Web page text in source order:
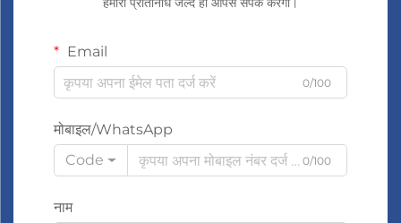
Email
0/100
मोबाइल/WhatsApp
Code
0/100
नाम